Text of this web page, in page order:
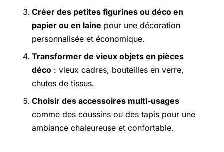
Créer des petites figurines ou déco en
papier ou en laine pour une décoration
personnalisée et économique.
Transformer de vieux objets en pièces
déco : vieux cadres, bouteilles en verre,
chutes de tissus.
Choisir des accessoires multi-usages
comme des coussins ou des tapis pour une
ambiance chaleureuse et confortable.